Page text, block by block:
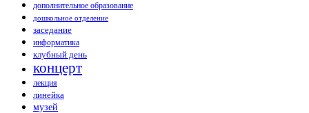
дополнительное образование
дошкольное отделение
заседание
информатика
клубный день
концерт
лекция
линейка
музей